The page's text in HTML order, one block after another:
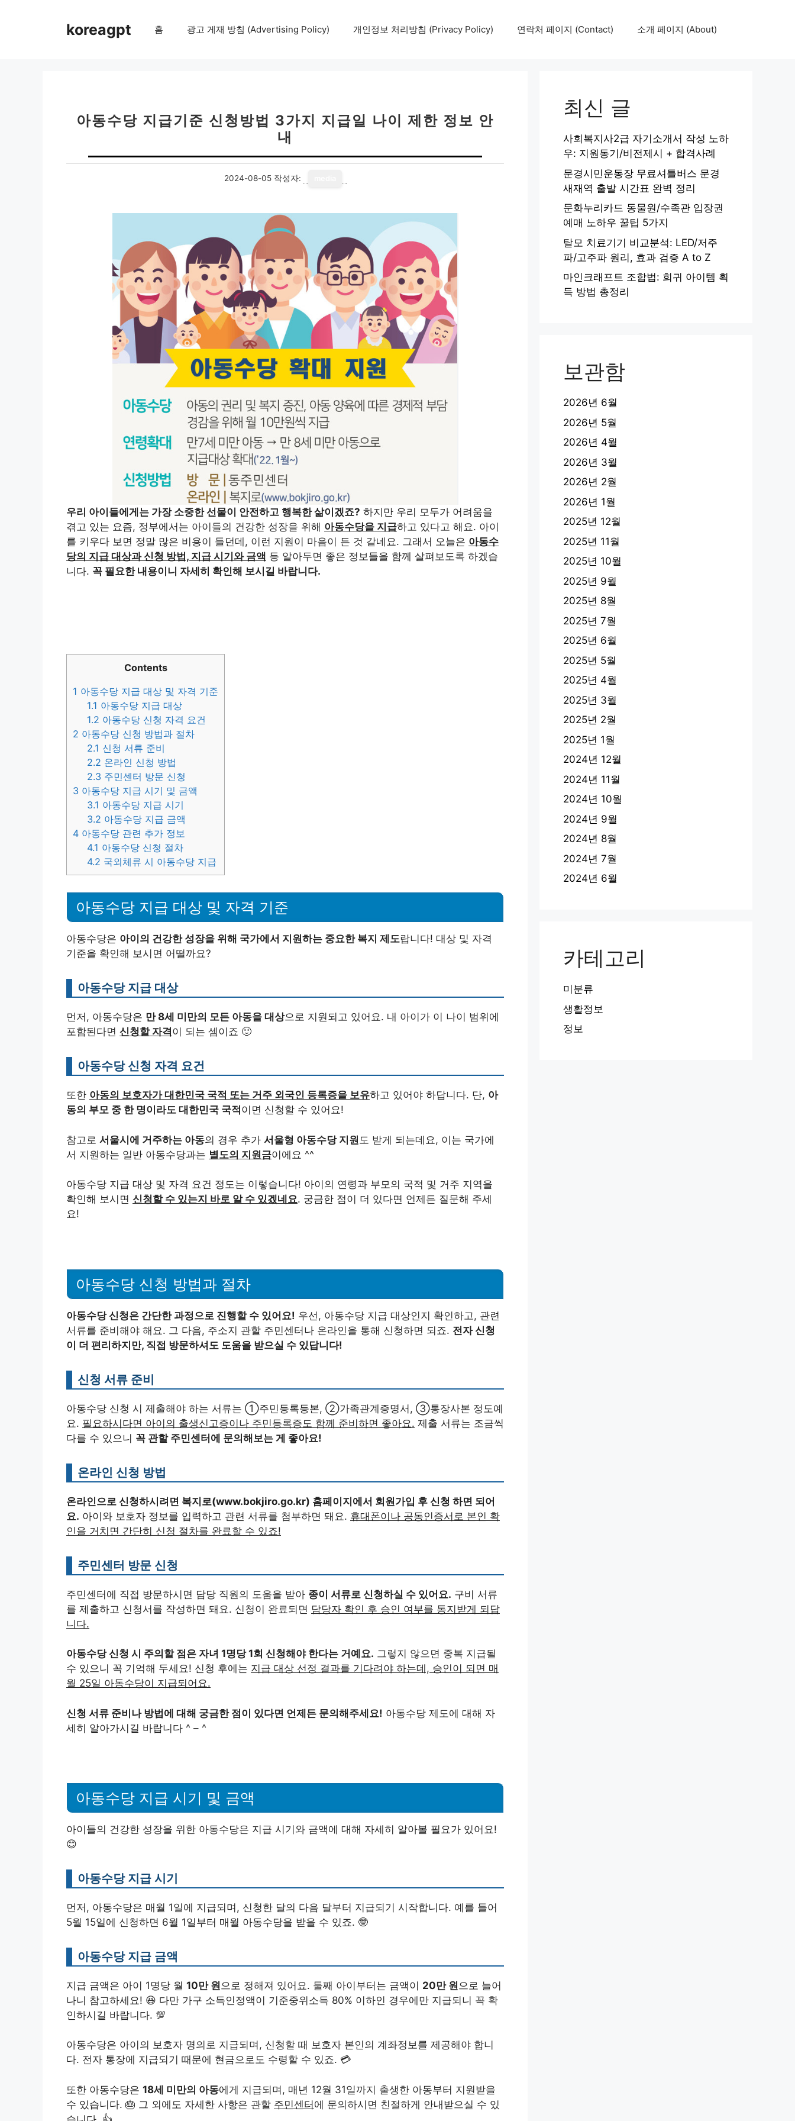
koreagpt 홈 광고 게재 방침 (Advertising Policy) 개인정보 처리방침 (Privacy Policy) 연락처 페이지 (Contact) 소개 페이지 (About)
아동수당 지급기준 신청방법 3가지 지급일 나이 제한 정보 안
내
2024-08-05 작성자:
우리 아이들에게는 가장 소중한 선물이 안전하고 행복한 삶이겠죠? 하지만 우리 모두가 어려움을
겪고 있는 요즘, 정부에서는 아이들의 건강한 성장을 위해 아동수당을 지급하고 있다고 해요. 아이
를 키우다 보면 정말 많은 비용이 들던데, 이런 지원이 마음이 든 것 같네요. 그래서 오늘은 아동수
당의 지급 대상과 신청 방법, 지급 시기와 금액 등 알아두면 좋은 정보들을 함께 살펴보도록 하겠습
니다. 꼭 필요한 내용이니 자세히 확인해 보시길 바랍니다.
Contents
1 아동수당 지급 대상 및 자격 기준
1.1 아동수당 지급 대상
1.2 아동수당 신청 자격 요건
2 아동수당 신청 방법과 절차
2.1 신청 서류 준비
2.2 온라인 신청 방법
2.3 주민센터 방문 신청
3 아동수당 지급 시기 및 금액
3.1 아동수당 지급 시기
3.2 아동수당 지급 금액
4 아동수당 관련 추가 정보
4.1 아동수당 신청 절차
4.2 국외체류 시 아동수당 지급
아동수당 지급 대상 및 자격 기준
아동수당은 아이의 건강한 성장을 위해 국가에서 지원하는 중요한 복지 제도랍니다! 대상 및 자격
기준을 확인해 보시면 어떨까요?
아동수당 지급 대상
먼저, 아동수당은 만 8세 미만의 모든 아동을 대상으로 지원되고 있어요. 내 아이가 이 나이 범위에
포함된다면 신청할 자격이 되는 셈이죠 🙂
아동수당 신청 자격 요건
또한 아동의 보호자가 대한민국 국적 또는 거주 외국인 등록증을 보유하고 있어야 하답니다. 단, 아
동의 부모 중 한 명이라도 대한민국 국적 이면 신청할 수 있어요!
참고로 서울시에 거주하는 아동의 경우 추가 서울형 아동수당 지원 도 받게 되는데요, 이는 국가에
서 지원하는 일반 아동수당과는 별도의 지원금이에요 ^^
아동수당 지급 대상 및 자격 요건 정도는 이렇습니다! 아이의 연령과 부모의 국적 및 거주 지역을
확인해 보시면 신청할 수 있는지 바로 알 수 있겠네요. 궁금한 점이 더 있다면 언제든 질문해 주세
요!
아동수당 신청 방법과 절차
아동수당 신청은 간단한 과정으로 진행할 수 있어요! 우선, 아동수당 지급 대상인지 확인하고, 관련
서류를 준비해야 해요. 그 다음, 주소지 관할 주민센터나 온라인을 통해 신청하면 되죠. 전자 신청
이 더 편리하지만, 직접 방문하셔도 도움을 받으실 수 있답니다!
신청 서류 준비
아동수당 신청 시 제출해야 하는 서류는 ①주민등록등본, ②가족관계증명서, ③통장사본 정도예
요. 필요하시다면 아이의 출생신고증이나 주민등록증도 함께 준비하면 좋아요. 제출 서류는 조금씩
다를 수 있으니 꼭 관할 주민센터에 문의해보는 게 좋아요!
온라인 신청 방법
온라인으로 신청하시려면 복지로(www.bokjiro.go.kr) 홈페이지에서 회원가입 후 신청 하면 되어
요. 아이와 보호자 정보를 입력하고 관련 서류를 첨부하면 돼요. 휴대폰이나 공동인증서로 본인 확
인을 거치면 간단히 신청 절차를 완료할 수 있죠!
주민센터 방문 신청
주민센터에 직접 방문하시면 담당 직원의 도움을 받아 종이 서류로 신청하실 수 있어요. 구비 서류
를 제출하고 신청서를 작성하면 돼요. 신청이 완료되면 담당자 확인 후 승인 여부를 통지받게 되답
니다.
아동수당 신청 시 주의할 점은 자녀 1명당 1회 신청해야 한다는 거예요. 그렇지 않으면 중복 지급될
수 있으니 꼭 기억해 두세요! 신청 후에는 지급 대상 선정 결과를 기다려야 하는데, 승인이 되면 매
월 25일 아동수당이 지급되어요.
신청 서류 준비나 방법에 대해 궁금한 점이 있다면 언제든 문의해주세요! 아동수당 제도에 대해 자
세히 알아가시길 바랍니다 ^ – ^
아동수당 지급 시기 및 금액
아이들의 건강한 성장을 위한 아동수당은 지급 시기와 금액에 대해 자세히 알아볼 필요가 있어요!
😊
아동수당 지급 시기
먼저, 아동수당은 매월 1일에 지급되며, 신청한 달의 다음 달부터 지급되기 시작합니다. 예를 들어
5월 15일에 신청하면 6월 1일부터 매월 아동수당을 받을 수 있죠. 🤓
아동수당 지급 금액
지급 금액은 아이 1명당 월 10만 원 으로 정해져 있어요. 둘째 아이부터는 금액이 20만 원 으로 늘어
나니 참고하세요! 😆 다만 가구 소득인정액이 기준중위소득 80% 이하인 경우에만 지급되니 꼭 확
인하시길 바랍니다. 💯
아동수당은 아이의 보호자 명의로 지급되며, 신청할 때 보호자 본인의 계좌정보를 제공해야 합니
다. 전자 통장에 지급되기 때문에 현금으로도 수령할 수 있죠. 💳
또한 아동수당은 18세 미만의 아동에게 지급되며, 매년 12월 31일까지 출생한 아동부터 지원받을
수 있습니다. 🎂 그 외에도 자세한 사항은 관할 주민센터에 문의하시면 친절하게 안내받으실 수 있
최신 글
사회복지사2급 자기소개서 작성 노하
우: 지원동기/비전제시 + 합격사례
문경시민운동장 무료셔틀버스 문경
새재역 출발 시간표 완벽 정리
문화누리카드 동물원/수족관 입장권
예매 노하우 꿀팁 5가지
탈모 치료기기 비교분석: LED/저주
파/고주파 원리, 효과 검증 A to Z
마인크래프트 조합법: 희귀 아이템 획
득 방법 총정리
보관함
2026년 6월
2026년 5월
2026년 4월
2026년 3월
2026년 2월
2026년 1월
2025년 12월
2025년 11월
2025년 10월
2025년 9월
2025년 8월
2025년 7월
2025년 6월
2025년 5월
2025년 4월
2025년 3월
2025년 2월
2025년 1월
2024년 12월
2024년 11월
2024년 10월
2024년 9월
2024년 8월
2024년 7월
2024년 6월
카테고리
미분류
생활정보
정보